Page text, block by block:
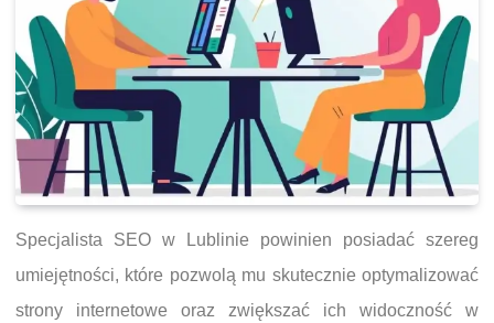
Specjalista SEO w Lublinie powinien posiadać szereg
umiejętności, które pozwolą mu skutecznie optymalizować
strony internetowe oraz zwiększać ich widoczność w